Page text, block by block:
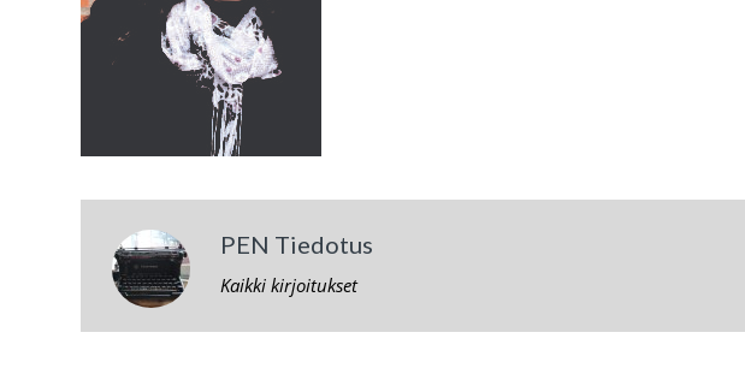
PEN Tiedotus
Kaikki kirjoitukset